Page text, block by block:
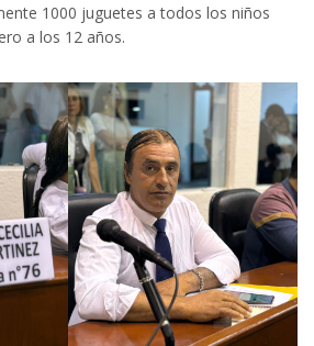
1000 juguetes a todos los niños
a los 12 años.